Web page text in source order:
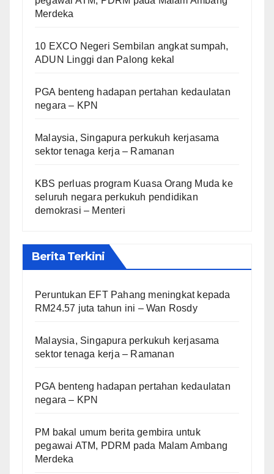
Merdeka
10 EXCO Negeri Sembilan angkat sumpah,
ADUN Linggi dan Palong kekal
PGA benteng hadapan pertahan kedaulatan
negara – KPN
Malaysia, Singapura perkukuh kerjasama
sektor tenaga kerja – Ramanan
KBS perluas program Kuasa Orang Muda ke
seluruh negara perkukuh pendidikan
demokrasi – Menteri
Berita Terkini
Peruntukan EFT Pahang meningkat kepada
RM24.57 juta tahun ini – Wan Rosdy
Malaysia, Singapura perkukuh kerjasama
sektor tenaga kerja – Ramanan
PGA benteng hadapan pertahan kedaulatan
negara – KPN
PM bakal umum berita gembira untuk
pegawai ATM, PDRM pada Malam Ambang
Merdeka